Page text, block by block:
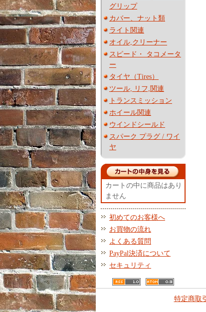
グリップ
カバー、ナット類
ライト関連
オイル,クリーナー
スピード・ タコメータ
ー
タイヤ（Tires）
ツール, リフ,関連
トランスミッション
ホイール関連
ウインドシールド
スパーク プラグ / ワイ
ヤ
カートの中に商品はあり
ません
初めてのお客様へ
お買物の流れ
よくある質問
PayPal決済について
セキュリティ
特定商取